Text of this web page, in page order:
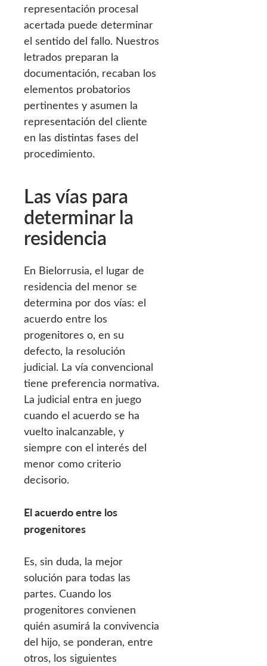
representación procesal
acertada puede determinar
el sentido del fallo. Nuestros
letrados preparan la
documentación, recaban los
elementos probatorios
pertinentes y asumen la
representación del cliente
en las distintas fases del
procedimiento.
Las vías para
determinar la
residencia
En Bielorrusia, el lugar de
residencia del menor se
determina por dos vías: el
acuerdo entre los
progenitores o, en su
defecto, la resolución
judicial. La vía convencional
tiene preferencia normativa.
La judicial entra en juego
cuando el acuerdo se ha
vuelto inalcanzable, y
siempre con el interés del
menor como criterio
decisorio.
El acuerdo entre los
progenitores
Es, sin duda, la mejor
solución para todas las
partes. Cuando los
progenitores convienen
quién asumirá la convivencia
del hijo, se ponderan, entre
otros, los siguientes